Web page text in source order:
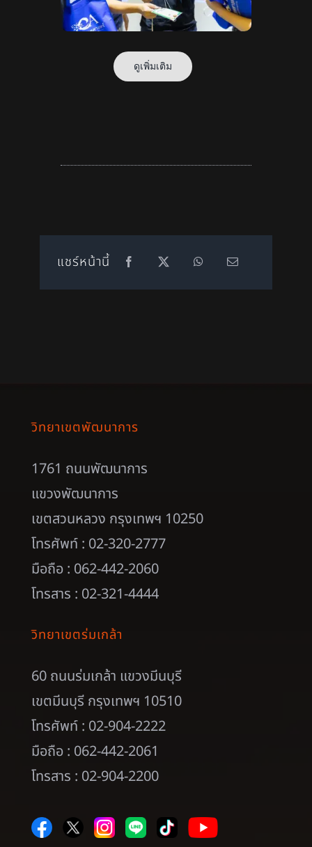
ดูเพิ่มเติม
แชร์หน้านี้
วิทยาเขตพัฒนาการ
1761 ถนนพัฒนาการ
แขวงพัฒนาการ
เขตสวนหลวง กรุงเทพฯ 10250
โทรศัพท์ : 02-320-2777
มือถือ : 062-442-2060
โทรสาร : 02-321-4444
วิทยาเขตร่มเกล้า
60 ถนนร่มเกล้า แขวงมีนบุรี
เขตมีนบุรี กรุงเทพฯ 10510
โทรศัพท์ : 02-904-2222
มือถือ : 062-442-2061
โทรสาร : 02-904-2200